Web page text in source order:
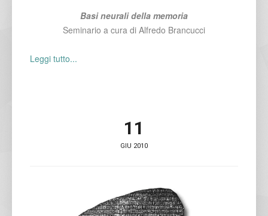
Basi neurali della memoria
Seminario a cura di Alfredo Brancucci
Leggi tutto...
11
GIU 2010